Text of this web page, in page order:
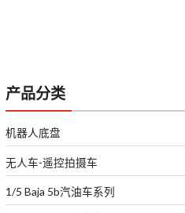
产品分类
机器人底盘
无人车-遥控拍摄车
1/5 Baja 5b汽油车系列